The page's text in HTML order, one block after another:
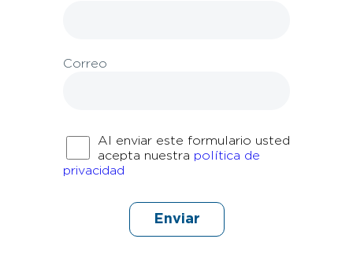
Correo
Al enviar este formulario usted
acepta nuestra política de
privacidad